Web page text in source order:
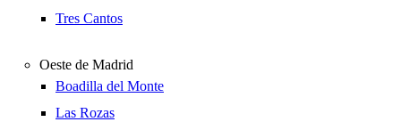
Tres Cantos
Oeste de Madrid
Boadilla del Monte
Las Rozas